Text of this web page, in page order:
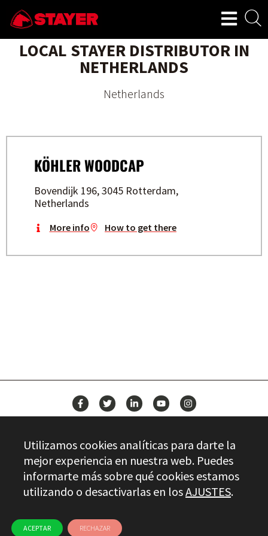
LOCAL STAYER DISTRIBUTOR IN
NETHERLANDS
Netherlands
KÖHLER WOODCAP
Bovendijk 196, 3045 Rotterdam,
Netherlands
More info How to get there
CONTACT
Stayer.es © 2026
ETHICAL CHANNEL
USE OF COOKIES
Utilizamos cookies analíticas para darte la
mejor experiencia en nuestra web. Puedes
informarte más sobre qué cookies estamos
utilizando o desactivarlas en losAJUSTES.
ACEPTAR RECHAZAR